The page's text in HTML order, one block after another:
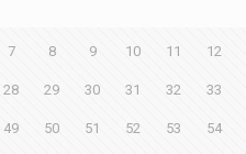
7 8 9 10 11 12
28 29 30 31 32 33
49 50 51 52 53 54